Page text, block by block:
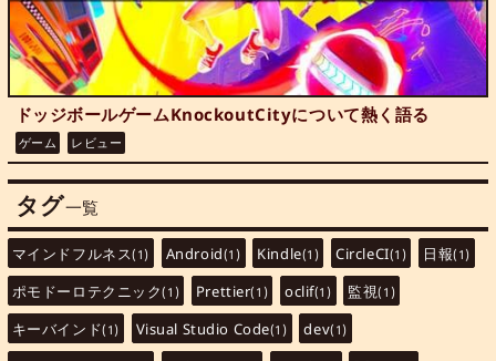
ドッジボールゲームKnockoutCityについて熱く語る
ゲーム レビュー
タグ一覧
マインドフルネス(1) Android(1) Kindle(1) CircleCI(1) 日報(1)
ポモドーロテクニック(1) Prettier(1) oclif(1) 監視(1)
キーバインド(1) Visual Studio Code(1) dev(1)